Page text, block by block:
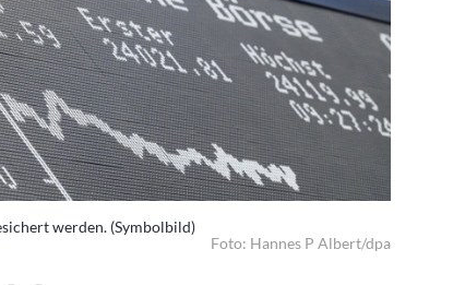
werden. (Symbolbild)
Foto: Hannes P Albert/dpa